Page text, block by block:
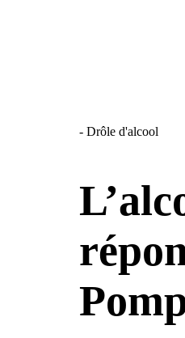
- Drôle d'alcool